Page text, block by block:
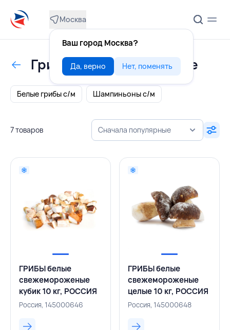
Москва
Ваш город Москва?
Да, верно Нет, поменять
Грибы свежемороженые
Белые грибы с/м Шампиньоны с/м
7 товаров Сначала популярные
ГРИБЫ белые
свежемороженые
кубик 10 кг, РОССИЯ
Россия, 145000646
ГРИБЫ белые
свежемороженые
целые 10 кг, РОССИЯ
Россия, 145000648